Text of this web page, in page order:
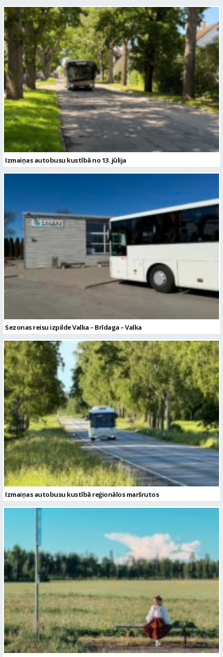
Izmaiņas autobusu kustībā no 13. jūlija
Sezonas reisu izpilde Valka – Brīdaga – Valka
Izmaiņas autobusu kustībā reģionālos maršrutos
Izmaiņas autobusu kustībā Jāņu laikā